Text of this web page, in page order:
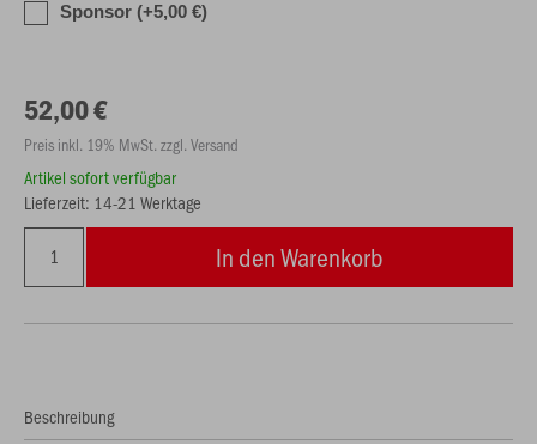
Sponsor (+5,00 €)
52,00 €
Preis inkl. 19% MwSt. zzgl. Versand
Artikel sofort verfügbar
Lieferzeit: 14-21 Werktage
In den Warenkorb
Beschreibung